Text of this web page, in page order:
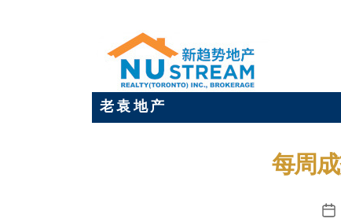
老 袁 地 产
每周
发